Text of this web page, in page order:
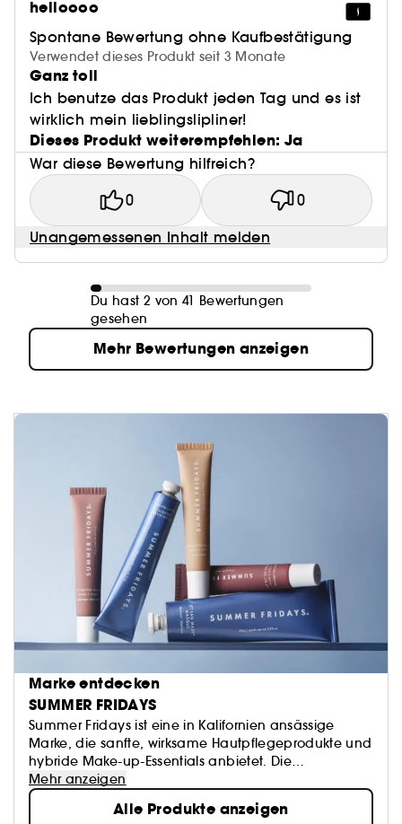
helloooo
Spontane Bewertung ohne Kaufbestätigung
Verwendet dieses Produkt seit 3 Monate
Ganz toll
Ich benutze das Produkt jeden Tag und es ist
wirklich mein lieblingslipliner!
Dieses Produkt weiterempfehlen: Ja
War diese Bewertung hilfreich?
0 0
Unangemessenen Inhalt melden
Du hast 2 von 41 Bewertungen
gesehen
Mehr Bewertungen anzeigen
Marke entdecken
SUMMER FRIDAYS
Summer Fridays ist eine in Kalifornien ansässige
Marke, die sanfte, wirksame Hautpflegeprodukte und
hybride Make-up-Essentials anbietet. Die
preisgekrönten Formeln machen die tägliche Pflege
zum Kinderspiel und lassen die Haut strahlen, sodass
sich jeder Tag wie ein Sommerfreitag anfühlt.
Mehr anzeigen
Alle Produkte anzeigen